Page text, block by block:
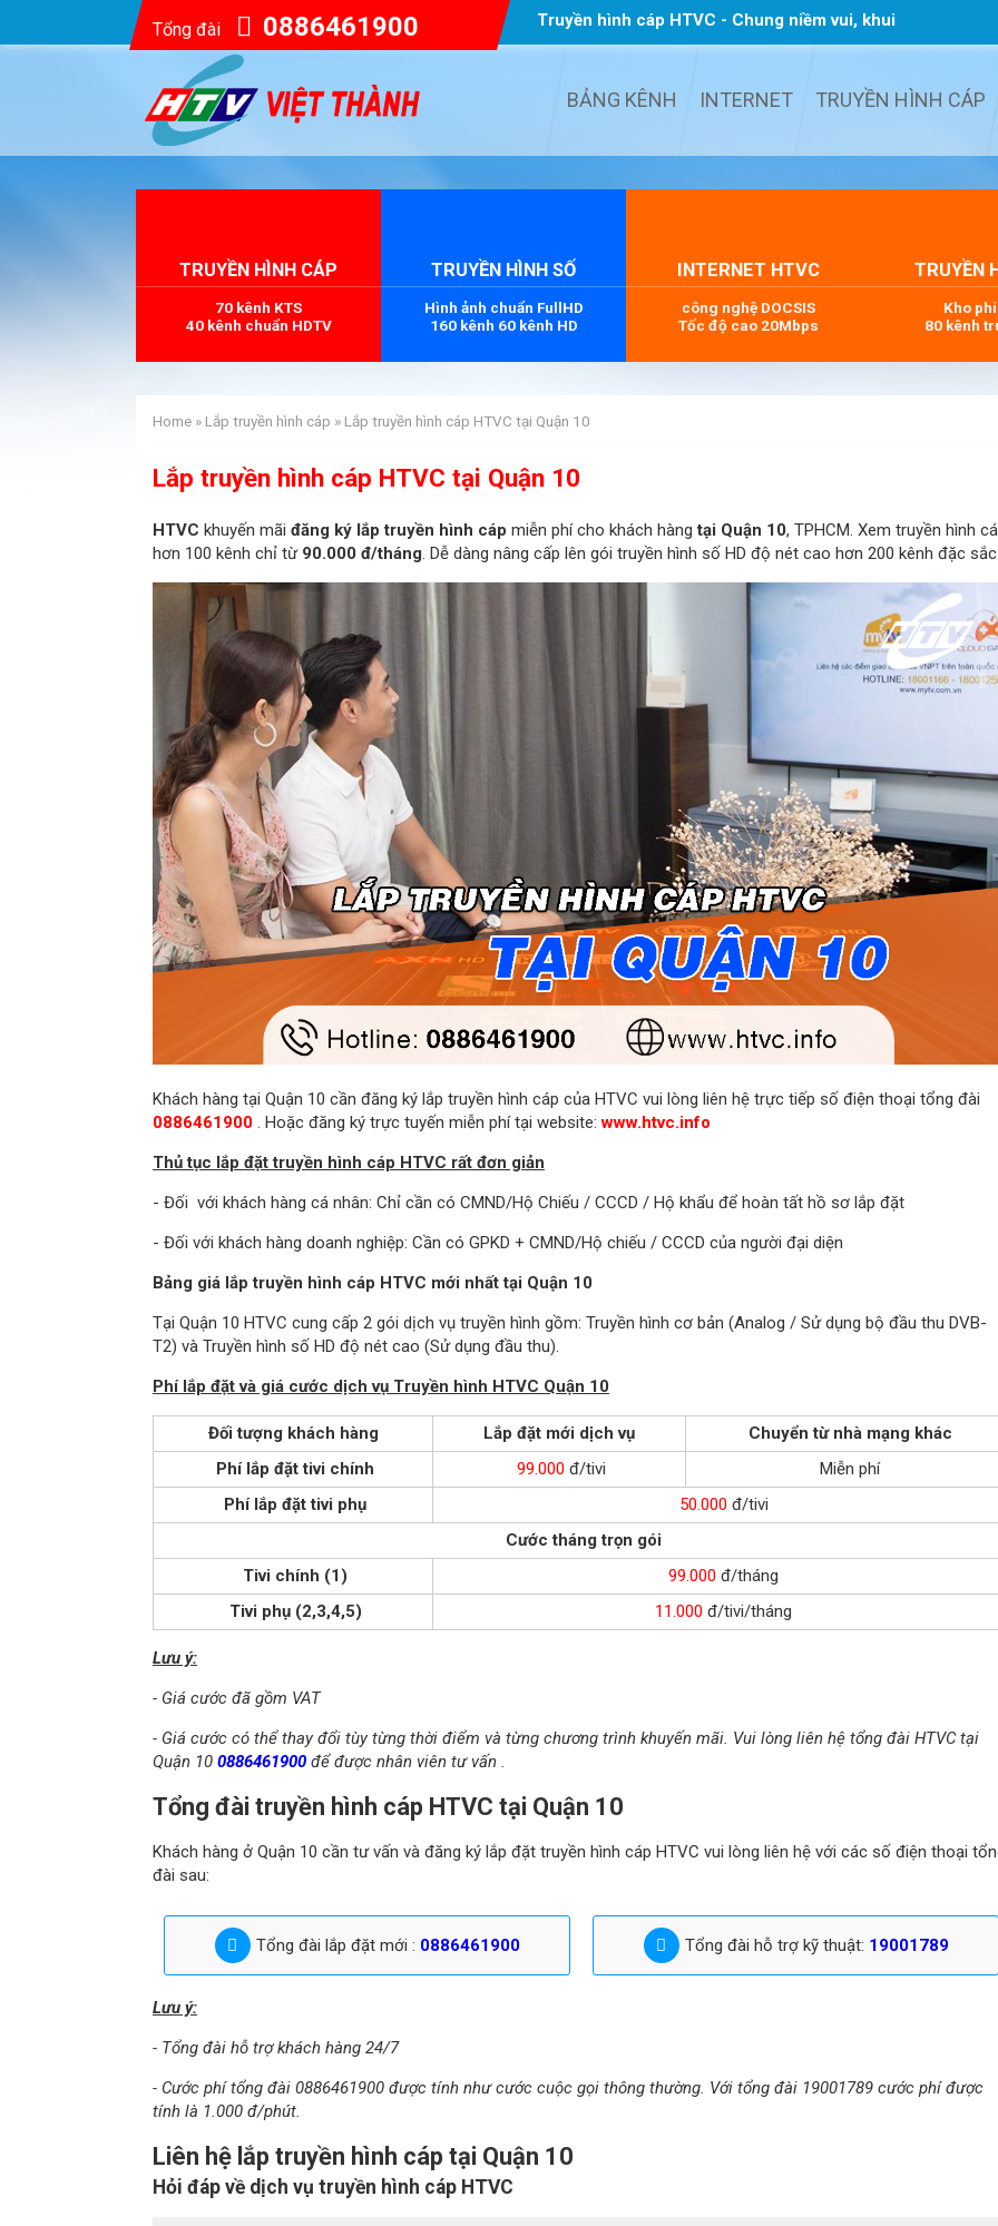
Tổng đài 0886461900 Truyền hình cáp HTVC - Chung niềm vui, khui
BẢNG KÊNH INTERNET TRUYỀN HÌNH CÁP
TRUYỀN HÌNH CÁP
70 kênh KTS
40 kênh chuẩn HDTV
TRUYỀN HÌNH SỐ
Hình ảnh chuẩn FullHD
160 kênh 60 kênh HD
INTERNET HTVC
công nghệ DOCSIS
Tốc độ cao 20Mbps
TRUYỀN
Kho
80 kênh
Home » Lắp truyền hình cáp » Lắp truyền hình cáp HTVC tại Quận 10
Lắp truyền hình cáp HTVC tại Quận 10
HTVC khuyến mãi đăng ký lắp truyền hình cáp miễn phí cho khách hàng tại Quận 10, TPHCM. Xem truyền hình
hơn 100 kênh chỉ từ 90.000 đ/tháng. Dễ dàng nâng cấp lên gói truyền hình số HD độ nét cao hơn 200 kênh đặc sắc.
Khách hàng tại Quận 10 cần đăng ký lắp truyền hình cáp của HTVC vui lòng liên hệ trực tiếp số điện thoại tổng đài
0886461900 . Hoặc đăng ký trực tuyến miễn phí tại website:www.htvc.info
Thủ tục lắp đặt truyền hình cáp HTVC rất đơn giản
- Đối với khách hàng cá nhân: Chỉ cần có CMND/Hộ Chiếu / CCCD / Hộ khẩu để hoàn tất hồ sơ lắp đặt
- Đối với khách hàng doanh nghiệp: Cần có GPKD + CMND/Hộ chiếu / CCCD của người đại diện
Bảng giá lắp truyền hình cáp HTVC mới nhất tại Quận 10
Tại Quận 10 HTVC cung cấp 2 gói dịch vụ truyền hình gồm: Truyền hình cơ bản (Analog / Sử dụng bộ đầu thu DVB-
T2) và Truyền hình số HD độ nét cao (Sử dụng đầu thu).
Phí lắp đặt và giá cước dịch vụ Truyền hình HTVC Quận 10
Đối tượng khách hàng Lắp đặt mới dịch vụ
Chuyển từ nhà mạng khác
Phí lắp đặt tivi chính
99.000 đ/tivi
Miễn phí
Phí lắp đặt tivi phụ
50.000 đ/tivi
Cước tháng trọn gói
Tivi chính (1)
99.000 đ/tháng
Tivi phụ (2,3,4,5)
11.000 đ/tivi/tháng
Lưu ý:
- Giá cước đã gồm VAT
- Giá cước có thể thay đổi tùy từng thời điểm và từng chương trình khuyến mãi. Vui lòng liên hệ tổng đài HTVC tại
Quận 10 0886461900 để được nhân viên tư vấn .
Tổng đài truyền hình cáp HTVC tại Quận 10
Khách hàng ở Quận 10 cần tư vấn và đăng ký lắp đặt truyền hình cáp HTVC vui lòng liên hệ với các số điện thoại
đài sau:
Tổng đài lắp đặt mới : 0886461900 Tổng đài hỗ trợ kỹ thuật: 19001789
Lưu ý:
- Tổng đài hỗ trợ khách hàng 24/7
- Cước phí tổng đài 0886461900 được tính như cước cuộc gọi thông thường. Với tổng đài 19001789 cước phí được
tính là 1.000 đ/phút.
Liên hệ lắp truyền hình cáp tại Quận 10
Hỏi đáp về dịch vụ truyền hình cáp HTVC